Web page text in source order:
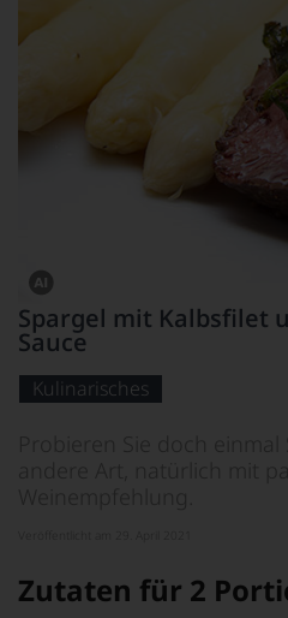
Dieses
Bild
wurde
von
KI
Spargel mit Kalbsfilet
Sauce
Kulinarisches
Zutaten für 2